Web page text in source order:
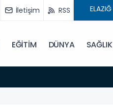
İletişim RSS
EĞİTİM DÜNYA SAĞLIK